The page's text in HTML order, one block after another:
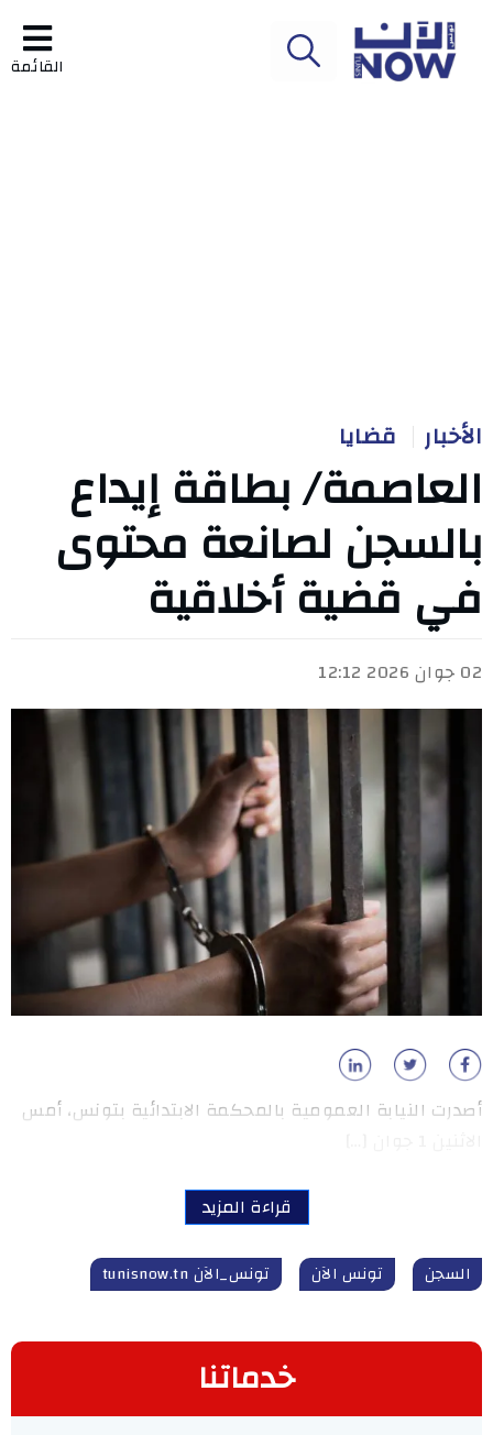
القائمة
الأخبار قضايا
العاصمة/ بطاقة إيداع
بالسجن لصانعة محتوى
في قضية أخلاقية
02 جوان 2026 12:12
أصدرت النيابة العمومية بالمحكمة الابتدائية بتونس، أمس
قراءة المزيد
السجن تونس الآن تونس_الآن tunisnow.tn
خدماتنا